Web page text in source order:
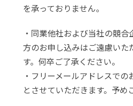
を承っておりません。
・同業他社および当社の競
方のお申し込みはご遠慮いた
す。何卒ご了承ください。
・フリーメールアドレスで
とさせていただきます。予め